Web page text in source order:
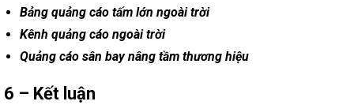
Bảng quảng cáo tấm lớn ngoài trời
Kênh quảng cáo ngoài trời
Quảng cáo sân bay nâng tầm thương hiệu
6 – Kết luận